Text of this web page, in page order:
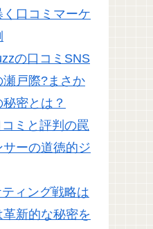
口コミマーケ
の口コミSNS
戸際?まさか
密とは？
ミと評判の罠
サーの道徳的ジ
ィング戦略は
新的な秘密を